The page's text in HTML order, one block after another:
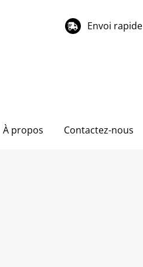
Envoi rapide
À propos Contactez-nous